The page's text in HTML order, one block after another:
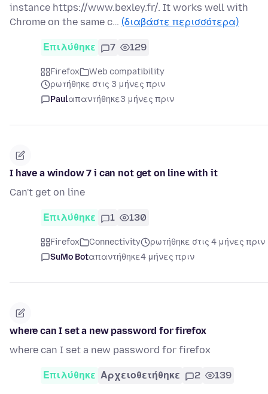
instance https://www.bexley.fr/. It works well with
Chrome on the same c… (διαβάστε περισσότερα)
Επιλύθηκε 7 129
Firefox
Web compatibility
ρωτήθηκε στις 3 μήνες πριν
Paulαπαντήθηκε3 μήνες πριν
I have a window 7 i can not get on line with it
Can't get on line
Επιλύθηκε 1 130
Firefox Connectivity
ρωτήθηκε στις 4 μήνες πριν
SuMo Botαπαντήθηκε4 μήνες πριν
where can I set a new password for firefox
where can I set a new password for firefox
Επιλύθηκε Αρχειοθετήθηκε 2 139